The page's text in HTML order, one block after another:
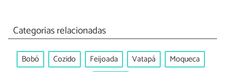
Categorias relacionadas
Bobó Cozido Feijoada Vatapá
Moqueca